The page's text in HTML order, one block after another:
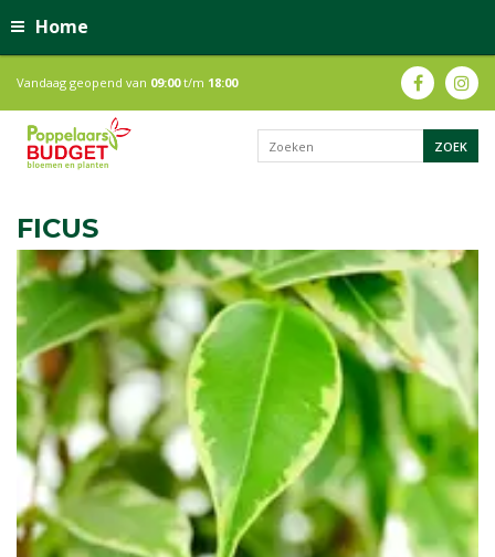
Home
Vandaag geopend van 09:00t/m 18:00
FICUS